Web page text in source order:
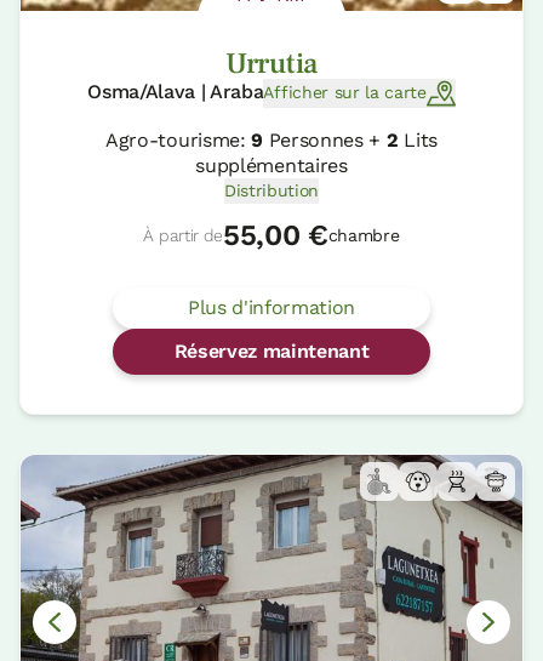
Urrutia
Osma/Alava | ArabaAfficher sur la carte
Agro-tourisme:9 Personnes + 2 Lits
supplémentaires
Distribution
À partir de55,00 €chambre
Plus d'information
Réservez maintenant